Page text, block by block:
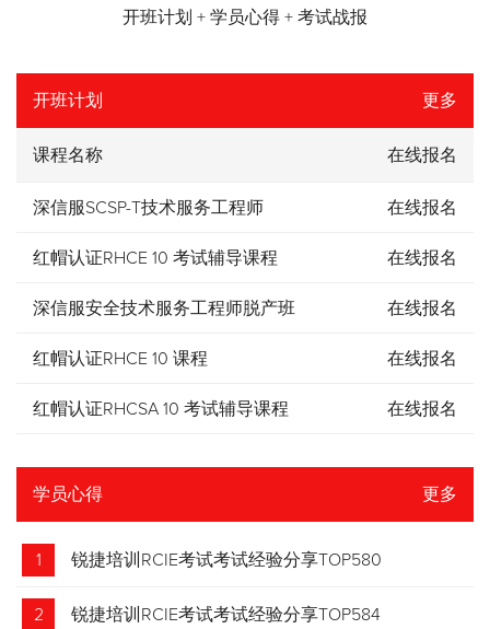
开班计划 + 学员心得 + 考试战报
开班计划 更多
课程名称 在线报名
深信服SCSP-T技术服务工程师 在线报名
红帽认证RHCE 10 考试辅导课程 在线报名
深信服安全技术服务工程师脱产班 在线报名
红帽认证RHCE 10 课程 在线报名
红帽认证RHCSA 10 考试辅导课程 在线报名
学员心得 更多
1 锐捷培训RCIE考试考试经验分享TOP580
2 锐捷培训RCIE考试考试经验分享TOP584